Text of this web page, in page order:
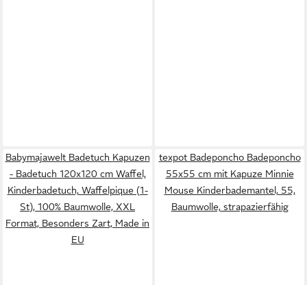
Babymajawelt Badetuch Kapuzen
- Badetuch 120x120 cm Waffel,
Kinderbadetuch, Waffelpique (1-
St), 100% Baumwolle, XXL
Format, Besonders Zart, Made in
EU
texpot Badeponcho Badeponcho
55x55 cm mit Kapuze Minnie
Mouse Kinderbademantel, 55,
Baumwolle, strapazierfähig